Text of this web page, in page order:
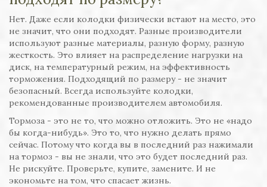
Нет. Даже если колодки физически встают на место, это
не значит, что они подходят. Разные производители
используют разные материалы, разную форму, разную
жесткость. Это влияет на распределение нагрузки на
диск, на температурный режим, на эффективность
торможения. Подходящий по размеру - не значит
безопасный. Всегда используйте колодки,
рекомендованные производителем автомобиля.
Тормоза - это не то, что можно отложить. Это не «надо
бы когда-нибудь». Это то, что нужно делать прямо
сейчас. Потому что когда вы в последний раз нажимали
на тормоз - вы не знали, что это будет последний раз.
Не рискуйте. Проверьте, купите, замените. И не
экономьте на том, что спасает жизнь.